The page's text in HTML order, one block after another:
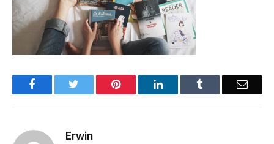
Facebook Pinterest LinkedIn Email
Erwin